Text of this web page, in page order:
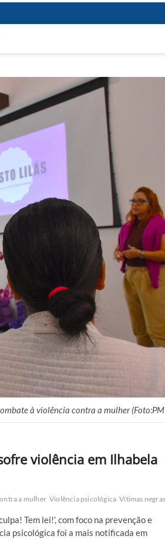
à violência contra a mulher
violência em Ilhabela
a mulher Violência psicológica Vítimas
Tem lei!’, com foco na prevenção e
psicológica foi a mais notificada em